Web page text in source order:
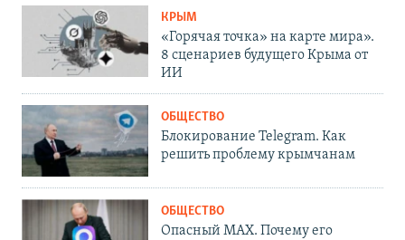
КРЫМ
«Горячая точка» на карте мира».
8 сценариев будущего Крыма от
ИИ
ОБЩЕСТВО
Блокирование Telegram. Как
решить проблему крымчанам
ОБЩЕСТВО
Опасный MAX. Почему его